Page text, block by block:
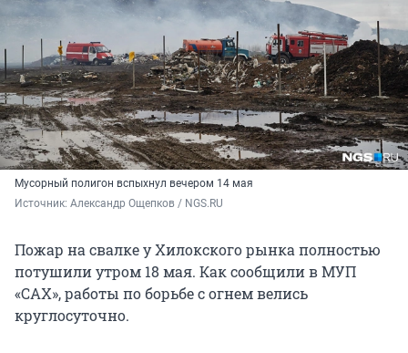
Мусорный полигон вспыхнул вечером 14 мая
Источник: Александр Ощепков / NGS.RU
Пожар на свалке у Хилокского рынка полностью
потушили утром 18 мая. Как сообщили в МУП
«САХ», работы по борьбе с огнем велись
круглосуточно.